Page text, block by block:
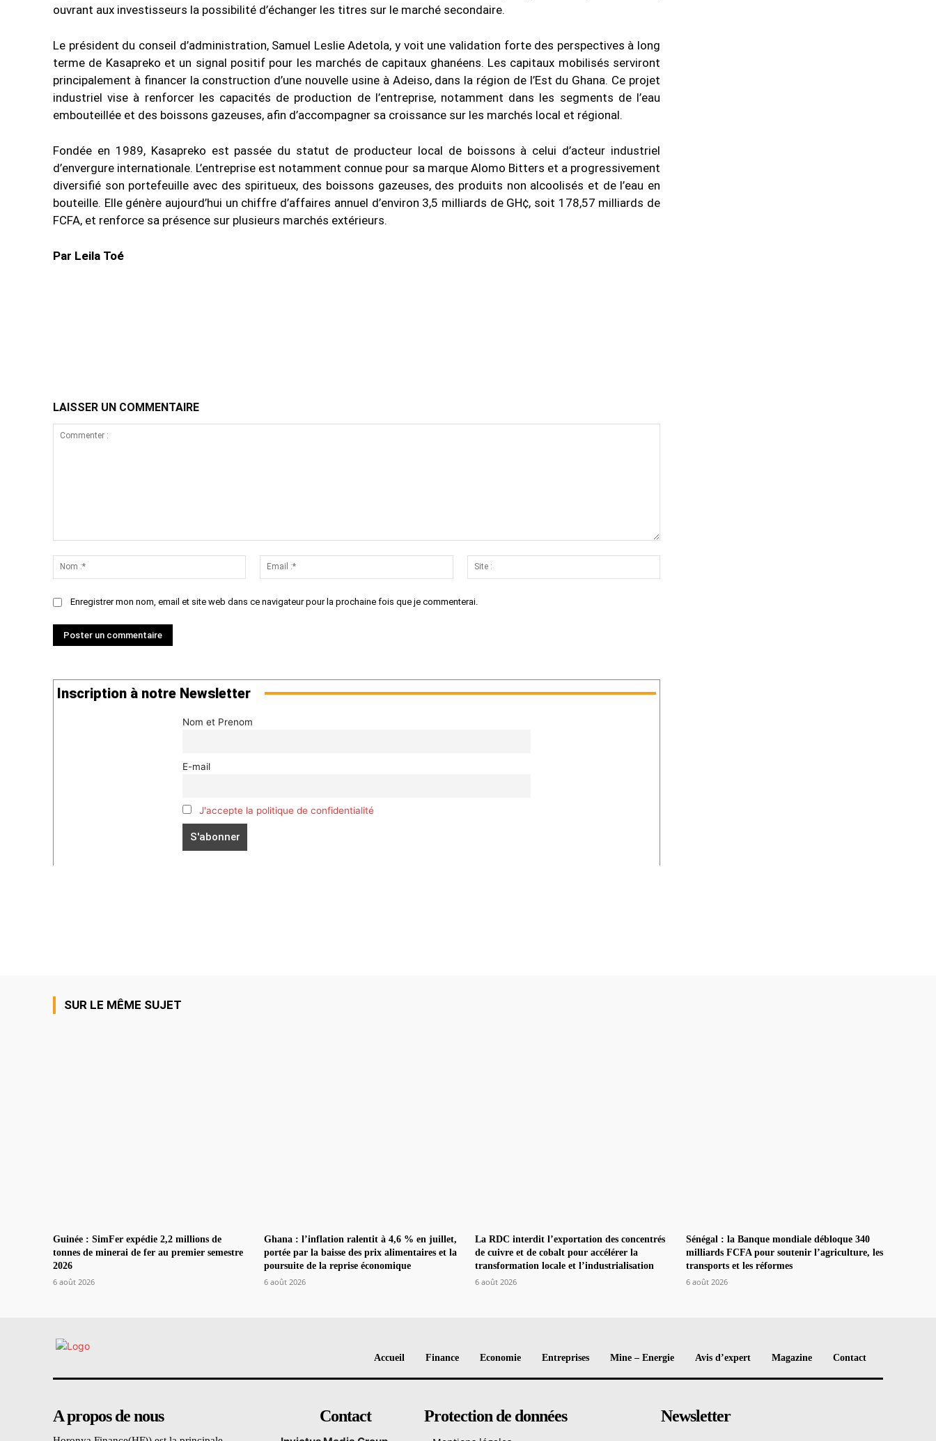
ouvrant aux investisseurs la possibilité d’échanger les titres sur le marché secondaire.
Le président du conseil d’administration, Samuel Leslie Adetola, y voit une validation forte des perspectives à long
terme de Kasapreko et un signal positif pour les marchés de capitaux ghanéens. Les capitaux mobilisés serviront
principalement à financer la construction d’une nouvelle usine à Adeiso, dans la région de l’Est du Ghana. Ce projet
industriel vise à renforcer les capacités de production de l’entreprise, notamment dans les segments de l’eau
embouteillée et des boissons gazeuses, afin d’accompagner sa croissance sur les marchés local et régional.
Fondée en 1989, Kasapreko est passée du statut de producteur local de boissons à celui d’acteur industriel
d’envergure internationale. L’entreprise est notamment connue pour sa marque Alomo Bitters et a progressivement
diversifié son portefeuille avec des spiritueux, des boissons gazeuses, des produits non alcoolisés et de l’eau en
bouteille. Elle génère aujourd’hui un chiffre d’affaires annuel d’environ 3,5 milliards de GH¢, soit 178,57 milliards de
FCFA, et renforce sa présence sur plusieurs marchés extérieurs.
Par Leila Toé
LAISSER UN COMMENTAIRE
:*
Email
:*
:
Enregistrer mon nom, email et site web dans ce navigateur pour la prochaine fois que je commenterai.
Inscription à notre Newsletter
Nom et Prenom
E-mail
J'accepte la politique de confidentialité
SUR LE MÊME SUJET
Guinée : SimFer expédie 2,2 millions de
tonnes de minerai de fer au premier semestre
2026
6 août 2026
Ghana : l’inflation ralentit à 4,6 % en juillet,
portée par la baisse des prix alimentaires et la
poursuite de la reprise économique
6 août 2026
La RDC interdit l’exportation des concentrés
de cuivre et de cobalt pour accélérer la
transformation locale et l’industrialisation
6 août 2026
Sénégal : la Banque mondiale débloque 340
milliards FCFA pour soutenir l’agriculture, les
transports et les réformes
6 août 2026
Accueil Finance Economie Entreprises Mine – Energie Avis d’expert Magazine Contact
A propos de nous Contact Protection de données Newsletter